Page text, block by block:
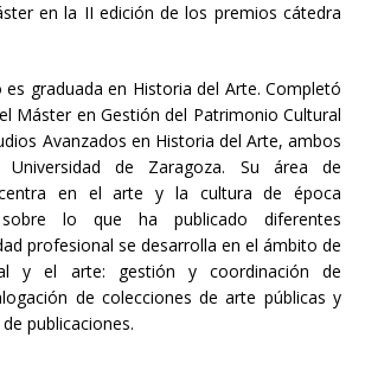
en la II edición de los premios cátedra
es graduada en Historia del Arte. Completó
Máster en Gestión del Patrimonio Cultural
Avanzados en Historia del Arte, ambos
de Zaragoza. Su área de
en el arte y la cultura de época
sobre lo que ha publicado diferentes
profesional se desarrolla en el ámbito de
y el arte: gestión y coordinación de
de colecciones de arte públicas y
publicaciones.